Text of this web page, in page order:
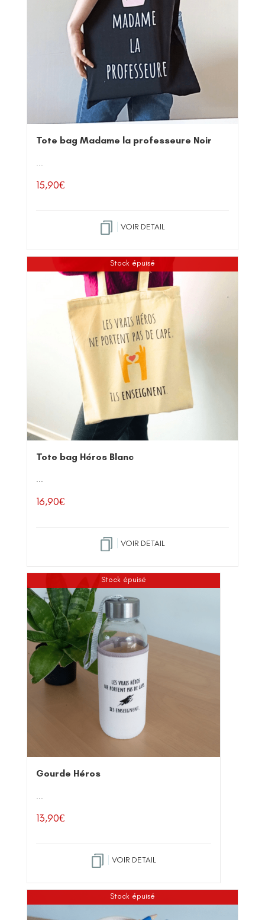
Tote bag Madame la professeure Noir
...
15,90€
VOIR DETAIL
Stock épuisé
Tote bag Héros Blanc
...
16,90€
VOIR DETAIL
Stock épuisé
Gourde Héros
...
13,90€
VOIR DETAIL
Stock épuisé